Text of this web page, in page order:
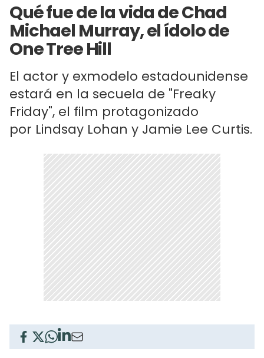
Qué fue de la vida de Chad
Michael Murray, el ídolo de
One Tree Hill
El actor y exmodelo estadounidense
estará en la secuela de "Freaky
Friday", el film protagonizado
por Lindsay Lohan y Jamie Lee Curtis.